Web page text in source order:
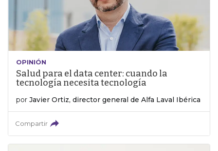
OPINIÓN
Salud para el data center: cuando la
tecnología necesita tecnología
por Javier Ortiz, director general de Alfa Laval Ibérica
Compartir